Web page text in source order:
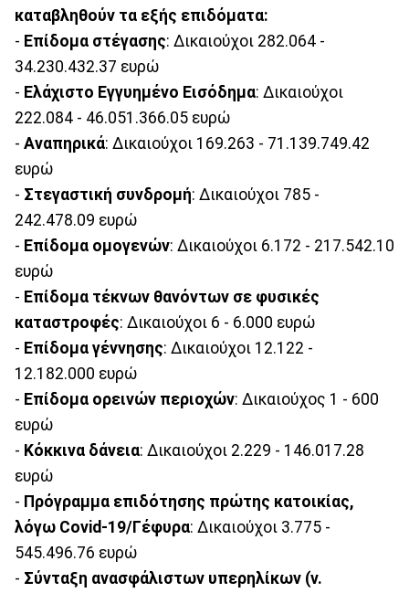
καταβληθούν τα εξής επιδόματα:
- Επίδομα στέγασης: Δικαιούχοι 282.064 -
34.230.432.37 ευρώ
- Ελάχιστο Εγγυημένο Εισόδημα: Δικαιούχοι
222.084 - 46.051.366.05 ευρώ
- Αναπηρικά: Δικαιούχοι 169.263 - 71.139.749.42
ευρώ
- Στεγαστική συνδρομή: Δικαιούχοι 785 -
242.478.09 ευρώ
- Επίδομα ομογενών: Δικαιούχοι 6.172 - 217.542.10
ευρώ
- Επίδομα τέκνων θανόντων σε φυσικές
καταστροφές: Δικαιούχοι 6 - 6.000 ευρώ
- Επίδομα γέννησης: Δικαιούχοι 12.122 -
12.182.000 ευρώ
- Επίδομα ορεινών περιοχών: Δικαιούχος 1 - 600
ευρώ
- Κόκκινα δάνεια: Δικαιούχοι 2.229 - 146.017.28
ευρώ
- Πρόγραμμα επιδότησης πρώτης κατοικίας,
λόγω Covid-19/Γέφυρα: Δικαιούχοι 3.775 -
545.496.76 ευρώ
- Σύνταξη ανασφάλιστων υπερηλίκων (ν.